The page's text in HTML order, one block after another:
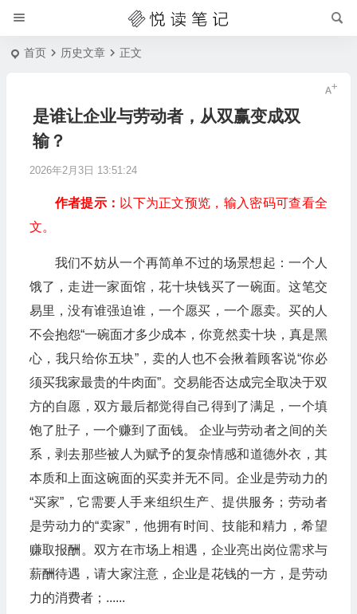
首页 历史文章 正文
是谁让企业与劳动者，从双赢变成双
输？
2026年2月3日 13:51:24
作者提示： 以下为正文预览，输入密码可查看全
文。
我们不妨从一个再简单不过的场景想起：一个人
饿了，走进一家面馆，花十块钱买了一碗面。这笔交
易里，没有谁强迫谁，一个愿买，一个愿卖。买的人
不会抱怨“一碗面才多少成本，你竟然卖十块，真是黑
心，我只给你五块”，卖的人也不会揪着顾客说“你必
须买我家最贵的牛肉面”。交易能否达成完全取决于双
方的自愿，双方最后都觉得自己得到了满足，一个填
饱了肚子，一个赚到了面钱。 企业与劳动者之间的关
系，剥去那些被人为赋予的复杂情感和道德外衣，其
本质和上面这碗面的买卖并无不同。企业是劳动力的
“买家”，它需要人手来组织生产、提供服务；劳动者
是劳动力的“卖家”，他拥有时间、技能和精力，希望
赚取报酬。双方在市场上相遇，企业亮出岗位需求与
薪酬待遇，请大家注意，企业是花钱的一方，是劳动
力的消费者；......